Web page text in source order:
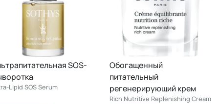
SOS-
Lipid SOS Serum
Обогащенный
питательный
регенерирующий крем
Rich Nutritive Replenishing Cream